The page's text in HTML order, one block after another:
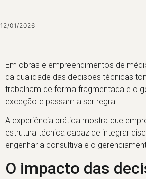
12/01/2026
Em obras e empreendimentos de
da qualidade das decisões técnicas
trabalham de forma fragmentada e o
exceção e passam a ser regra.
A experiência prática mostra que
estrutura técnica capaz de integrar
engenharia consultiva e o
O impacto das